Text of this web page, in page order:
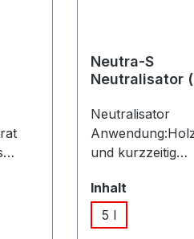
und
Neutra-S
Neutralisator
Neutralisator
und kurzzeitig
ich:Saurer
Neutralisieren und
Inhaltauswählen
5 l